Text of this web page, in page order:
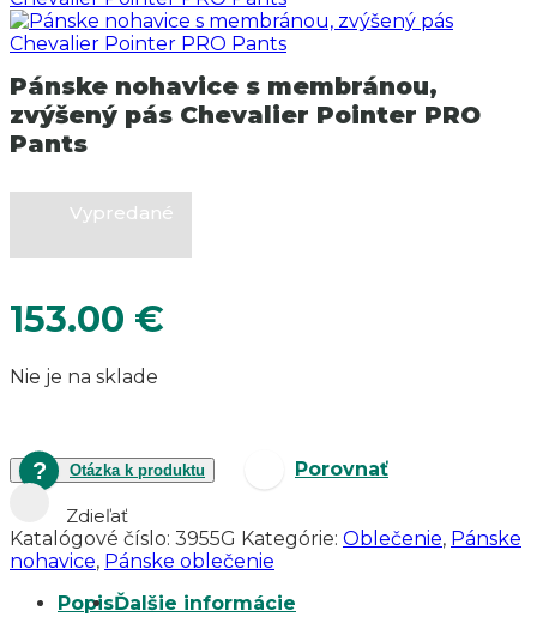
Pánske nohavice s membránou,
zvýšený pás Chevalier Pointer PRO
Pants
Vypredané
153.00 €
Nie je na sklade
Otázka k produktu Porovnať
Zdieľať
Katalógové číslo: 3955G Kategórie: Oblečenie, Pánske
nohavice, Pánske oblečenie
PopisĎalšie informácie